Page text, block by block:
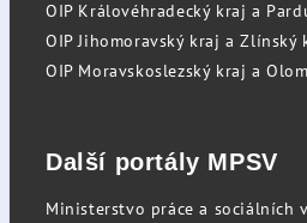
OIP Královéhradecký kraj a
OIP Jihomoravský kraj a Zlínský
OIP Moravskoslezský kraj a
Další portály MPSV
Ministerstvo práce a sociálních